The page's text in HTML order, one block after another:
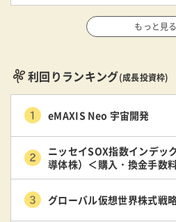
もっと見る
利回りランキング(成長投資枠)
eMAXIS Neo 宇宙開発
ニッセイSOX指数インデッ
導体株）＜購入・換金手数
グローバル仮想世界株式戦